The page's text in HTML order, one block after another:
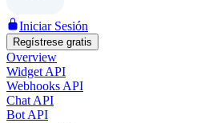
Iniciar Sesión
Regístrese gratis
Overview
Widget API
Webhooks API
Chat API
Bot API